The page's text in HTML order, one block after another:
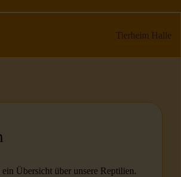
Übersicht über unsere Reptilien.